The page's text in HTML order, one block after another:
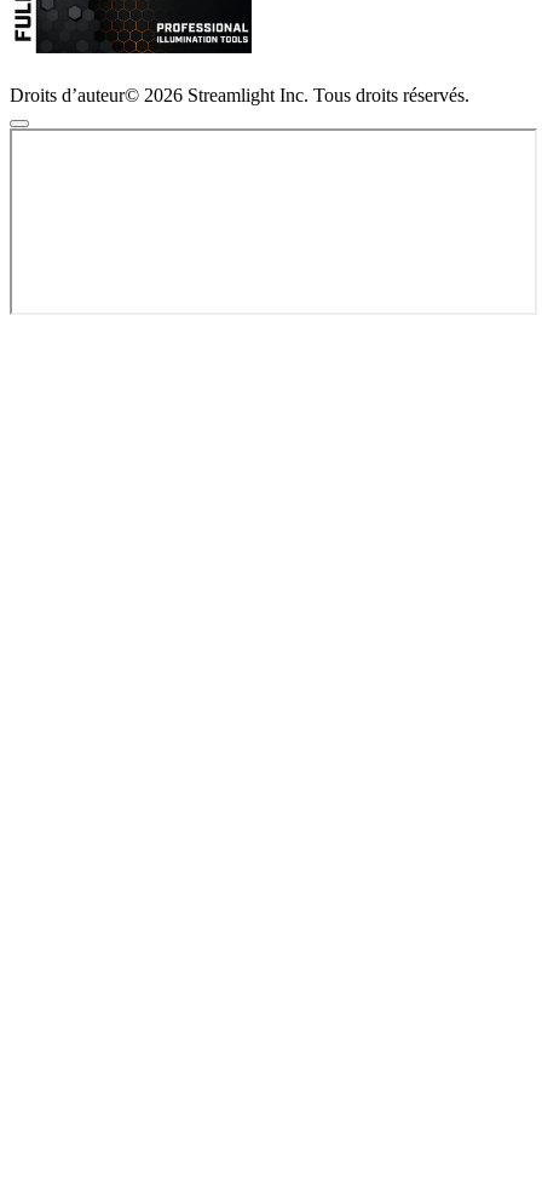
Droits d’auteur© 2026 Streamlight Inc. Tous droits réservés.